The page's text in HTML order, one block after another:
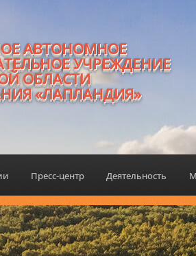
АВТОНОМНОЕ
УЧРЕЖДЕНИЕ
ОБЛАСТИ
«ЛАПЛАНДИЯ»
Пресс-центр Деятельность